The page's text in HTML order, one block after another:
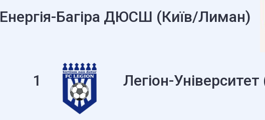
Енергія-Багіра ДЮСШ (Київ/Лиман)
1 Легіон-